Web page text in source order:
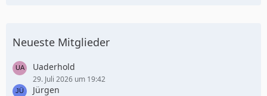
Neueste Mitglieder
Uaderhold
29. Juli 2026 um 19:42
Jürgen